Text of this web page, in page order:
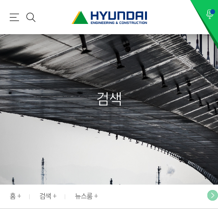
현
건
설
(
H
Y
U
N
E
N
메
뉴
검
색
검색
홈 검색 뉴스룸